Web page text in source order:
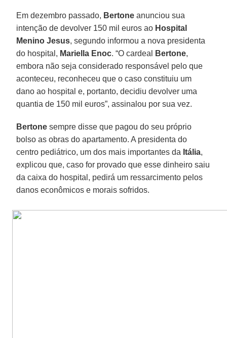
Em dezembro passado, Bertone anunciou sua
intenção de devolver 150 mil euros ao Hospital
Menino Jesus, segundo informou a nova presidenta
do hospital, Mariella Enoc. “O cardeal Bertone,
embora não seja considerado responsável pelo que
aconteceu, reconheceu que o caso constituiu um
dano ao hospital e, portanto, decidiu devolver uma
quantia de 150 mil euros”, assinalou por sua vez.
Bertone sempre disse que pagou do seu próprio
bolso as obras do apartamento. A presidenta do
centro pediátrico, um dos mais importantes da Itália,
explicou que, caso for provado que esse dinheiro saiu
da caixa do hospital, pedirá um ressarcimento pelos
danos econômicos e morais sofridos.